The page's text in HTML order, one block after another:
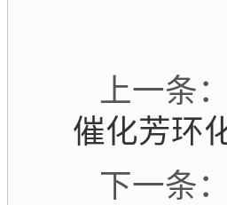
上一条：
催化芳环
下一条：